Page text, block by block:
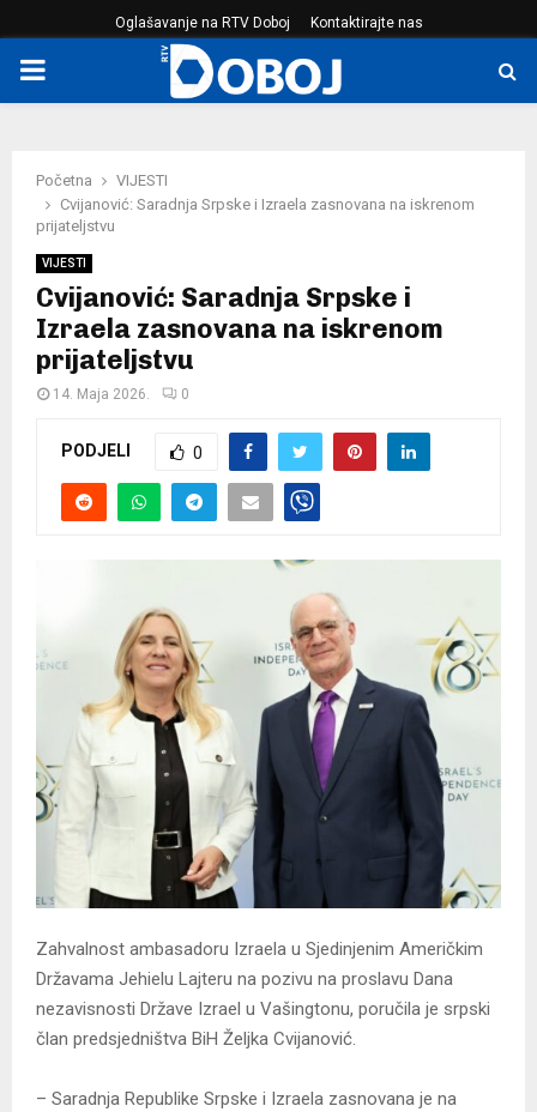
Oglašavanje na RTV Doboj Kontaktirajte nas
PRIMARY
Početna
VIJESTI
Cvijanović: Saradnja Srpske i Izraela zasnovana na iskrenom
prijateljstvu
VIJESTI
Cvijanović: Saradnja Srpske i
Izraela zasnovana na iskrenom
prijateljstvu
14. Maja 2026. 0
PODJELI 0
Zahvalnost ambasadoru Izraela u Sjedinjenim Američkim
Državama Јehielu Lajteru na pozivu na proslavu Dana
nezavisnosti Države Izrael u Vašingtonu, poručila je srpski
član predsjedništva BiH Željka Cvijanović.
– Saradnja Republike Srpske i Izraela zasnovana je na